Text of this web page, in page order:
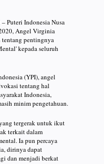
Puteri Indonesia Nusa
Angel Virginia
pentingnya
kepada seluruh
(YPI), angel
tentang hal
Indonesia,
minim pengetahuan.
tergerak untuk ikut
terkait dalam
Ia pun percaya
dirinya dapat
dan menjadi berkat